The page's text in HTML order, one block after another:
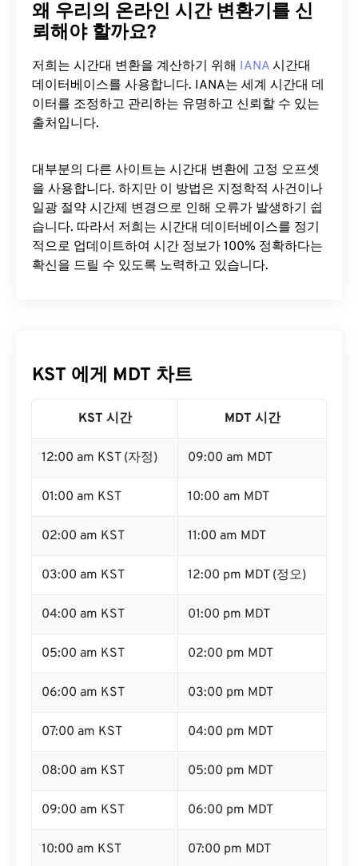
왜 우리의 온라인 시간 변환기를 신
뢰해야 할까요?
저희는 시간대 변환을 계산하기 위해 IANA 시간대
데이터베이스를 사용합니다. IANA는 세계 시간대 데
이터를 조정하고 관리하는 유명하고 신뢰할 수 있는
출처입니다.
대부분의 다른 사이트는 시간대 변환에 ​​고정 오프셋
을 사용합니다. 하지만 이 방법은 지정학적 사건이나
일광 절약 시간제 변경으로 인해 오류가 발생하기 쉽
습니다. 따라서 저희는 시간대 데이터베이스를 정기
적으로 업데이트하여 시간 정보가 100% 정확하다는
확신을 드릴 수 있도록 노력하고 있습니다.
KST 에게 MDT 차트
KST 시간 MDT 시간
12:00 am KST (자정) 09:00 am MDT
01:00 am KST 10:00 am MDT
02:00 am KST 11:00 am MDT
03:00 am KST 12:00 pm MDT (정오)
04:00 am KST 01:00 pm MDT
05:00 am KST 02:00 pm MDT
06:00 am KST 03:00 pm MDT
07:00 am KST 04:00 pm MDT
08:00 am KST 05:00 pm MDT
09:00 am KST 06:00 pm MDT
10:00 am KST 07:00 pm MDT